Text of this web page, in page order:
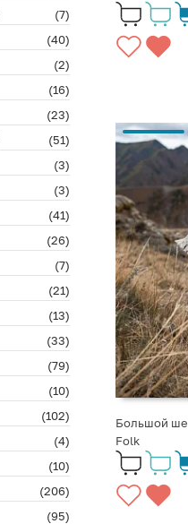
(7)
(40)
(2)
(16)
(23)
(51)
(3)
(3)
(41)
(26)
(7)
(21)
(13)
(33)
(79)
(10)
(102)
(4)
(10)
(206)
(95)
Большой
Folk